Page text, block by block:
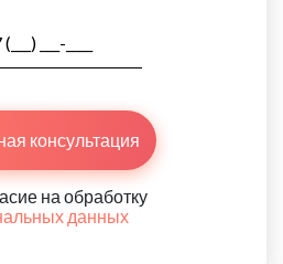
консультация
на обработку
данных